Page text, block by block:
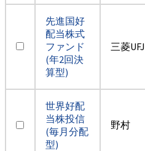
先進国好
配当株式
ファンド
(年2回決
算型)
三菱UFJ
世界好配
当株投信
(毎月分配
型)
野村